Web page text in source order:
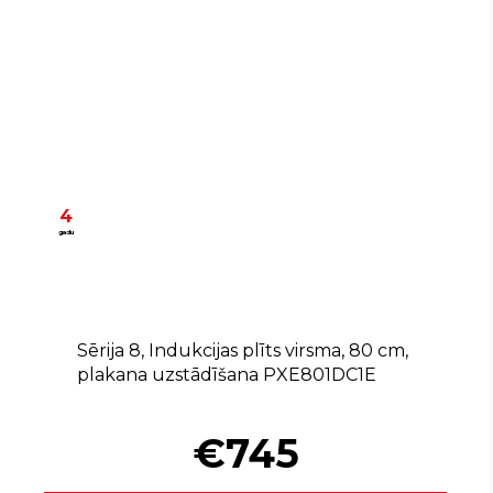
4
gadu
Sērija 8, Indukcijas plīts virsma, 80 cm,
plakana uzstādīšana PXE801DC1E
€745